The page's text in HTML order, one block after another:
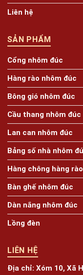
Liên hệ
SẢN PHẨM
Cổng nhôm đúc
Hàng rào nhôm đúc
Bông gió nhôm đúc
Cầu thang nhôm đúc
Lan can nhôm đúc
Bảng số nhà nhôm
Hàng chông hàng
Bàn ghế nhôm đúc
Dàn nắng nhôm đúc
Lồng đèn
LIÊN HỆ
Địa chỉ: Xóm 10, Xã